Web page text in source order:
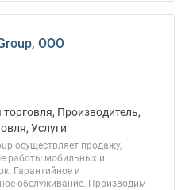
ООО
Производитель,
Услуги
осуществляет продажу,
работы мобильных и
Гарантийное и
обслуживание. Производим